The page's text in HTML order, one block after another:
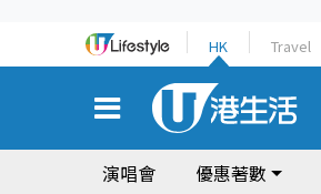
HK Travel
演唱會 優惠著數